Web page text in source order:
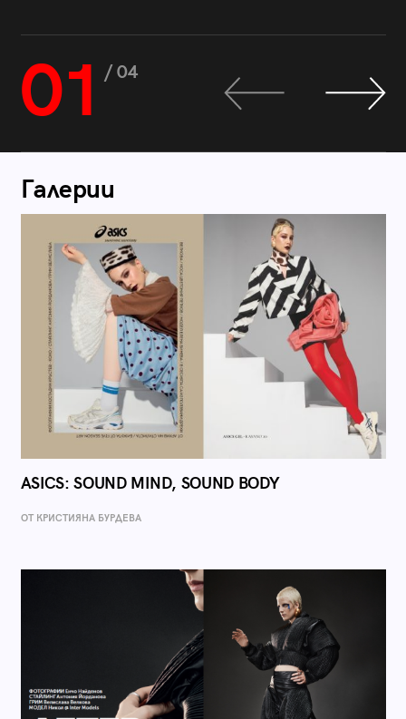
01 / 04
Галерии
ASICS: SOUND MIND, SOUND BODY
ОТ КРИСТИЯНА БУРДЕВА